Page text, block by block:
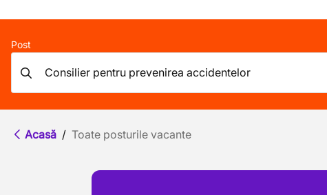
Post
Acasă / Toate posturile vacante